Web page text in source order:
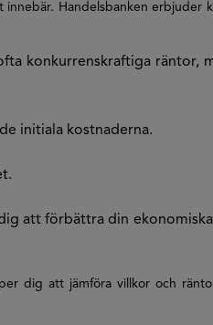
Handelsbanken erbjuder
konkurrenskraftiga räntor,
initiala kostnaderna.
att förbättra din
dig att jämföra villkor och